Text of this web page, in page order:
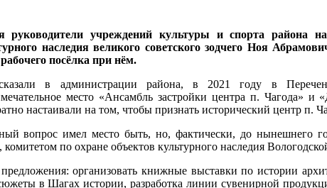
руководители учреждений культуры и спорта района
наследия великого советского зодчего Ноя
посёлка при нём.
в администрации района, в 2021 году в
место «Ансамбль застройки центра п.
настаивали на том, чтобы признать исторический центр п.
вопрос имел место быть, но, фактически, до нынешнего
по охране объектов культурного наследия
организовать книжные выставки по истории
в Шагах истории, разработка линии сувенирной